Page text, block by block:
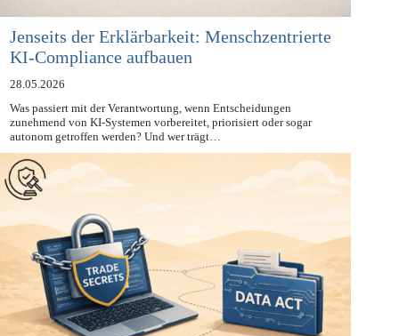
Jenseits der Erklärbarkeit: Menschzentrierte
KI-Compliance aufbauen
28.05.2026
Was passiert mit der Verantwortung, wenn Entscheidungen
zunehmend von KI-Systemen vorbereitet, priorisiert oder sogar
autonom getroffen werden? Und wer trägt…